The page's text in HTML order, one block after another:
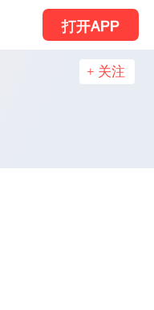
打开APP
+ 关注